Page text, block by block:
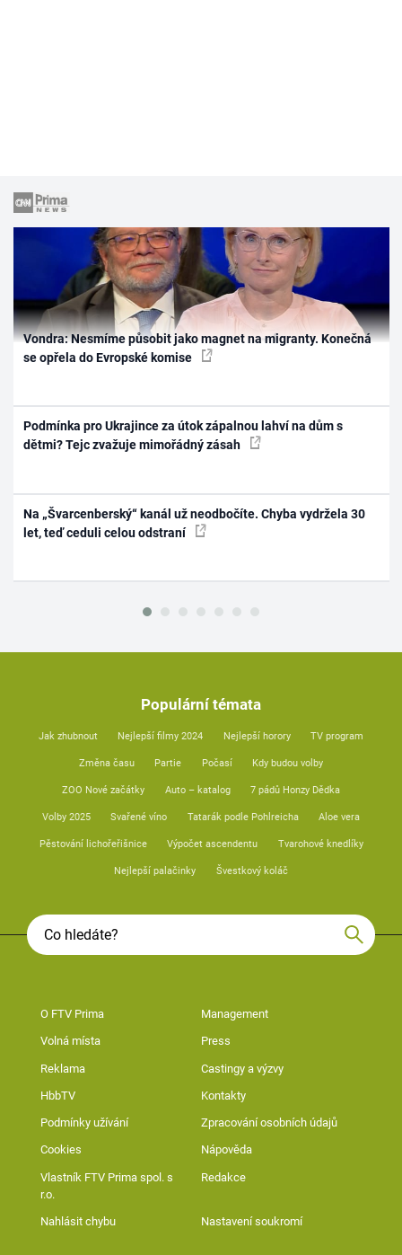
Vondra: Nesmíme působit jako magnet na migranty. Konečná
se opřela do Evropské komise
Podmínka pro Ukrajince za útok zápalnou lahví na dům s
dětmi? Tejc zvažuje mimořádný zásah
Na „Švarcenberský“ kanál už neodbočíte. Chyba vydržela 30
let, teď ceduli celou odstraní
Populární témata
Jak zhubnout Nejlepší filmy 2024 Nejlepší horory TV program
Změna času Partie Počasí Kdy budou volby
ZOO Nové začátky Auto – katalog 7 pádů Honzy Dědka
Volby 2025 Svařené víno Tatarák podle Pohlreicha Aloe vera
Pěstování lichořeřišnice Výpočet ascendentu Tvarohové knedlíky
Nejlepší palačinky Švestkový koláč
O FTV Prima Management
Volná místa Press
Reklama Castingy a výzvy
HbbTV Kontakty
Podmínky užívání Zpracování osobních údajů
Cookies Nápověda
Vlastník FTV Prima spol. s
r.o.
Redakce
Nahlásit chybu Nastavení soukromí